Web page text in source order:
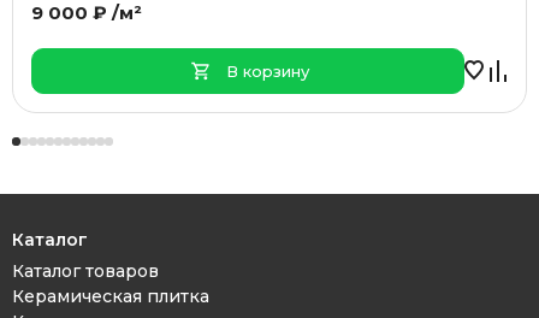
9 000 ₽ /м²
В корзину
Каталог
Каталог товаров
Керамическая плитка